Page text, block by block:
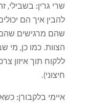
שרי גרין: בשבילי,
להבין איך הם
שהם מרגישים
הצוות. כמו כן, מי
ללקוח תוך איזון
חיצוני).
איימי בלקבורן: